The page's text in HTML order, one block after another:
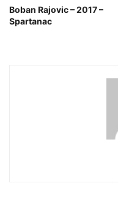
Boban Rajovic – 2017 –
Spartanac